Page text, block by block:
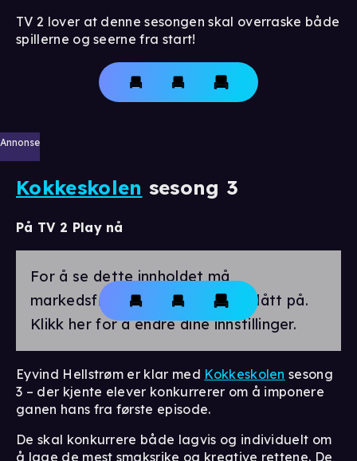
TV 2 lover at denne sesongen skal overraske både
spillerne og seerne fra start!
Annonse
Kokkeskolen sesong 3
På TV 2 Play nå
For å se dette innholdet må
markedsførings-cookies være slått på.
Klikk her for å endre dine innstillinger.
Eyvind Hellstrøm er klar med Kokkeskolen sesong
3 – der kjente elever konkurrerer om å imponere
ganen hans fra første episode.
De skal konkurrere både lagvis og individuelt om
å lage de mest smaksrike og kreative rettene. De